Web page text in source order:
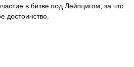
в битве под Лейпцигом, за что
достоинство.